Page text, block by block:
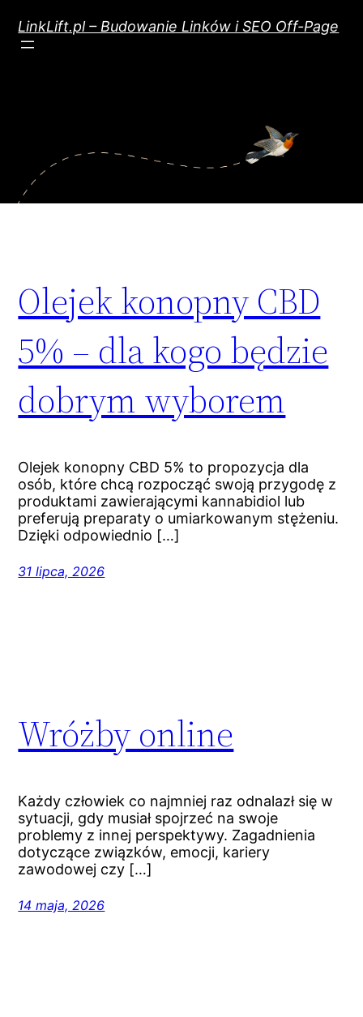
treści
LinkLift.pl – Budowanie Linków i SEO Off-Page
Olejek konopny CBD
5% – dla kogo będzie
dobrym wyborem
Olejek konopny CBD 5% to propozycja dla
osób, które chcą rozpocząć swoją przygodę z
produktami zawierającymi kannabidiol lub
preferują preparaty o umiarkowanym stężeniu.
Dzięki odpowiednio […]
31 lipca, 2026
Wróżby online
Każdy człowiek co najmniej raz odnalazł się w
sytuacji, gdy musiał spojrzeć na swoje
problemy z innej perspektywy. Zagadnienia
dotyczące związków, emocji, kariery
zawodowej czy […]
14 maja, 2026